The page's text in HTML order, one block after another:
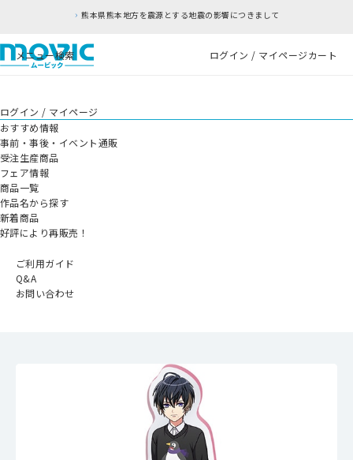
熊本県熊本地方を震源とする地震の影響につきまして
メニュー検索 ログイン / マイページカート
ログイン / マイページ
おすすめ情報
事前・事後・イベント通販
受注生産商品
フェア情報
商品一覧
作品名から探す
新着商品
好評により再販売！
ご利用ガイド
Q&A
お問い合わせ